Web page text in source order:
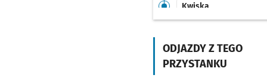
Kwiska
Orbita)
(Milenijna)
ODJAZDY Z TEGO
PRZYSTANKU